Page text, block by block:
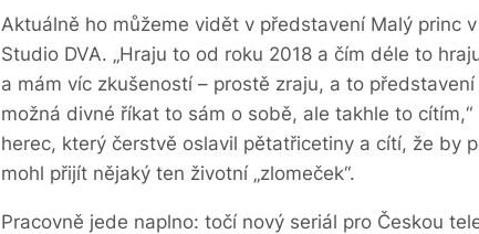
Aktuálně ho můžeme vidět v představení Malý princ
Studio DVA. „Hraju to od roku 2018 a čím déle to
a mám víc zkušeností – prostě zraju, a to
možná divné říkat to sám o sobě, ale takhle to cítím,“
herec, který čerstvě oslavil pětatřicetiny a cítí, že by
mohl přijít nějaký ten životní „zlomeček“.
Pracovně jede naplno: točí nový seriál pro Českou